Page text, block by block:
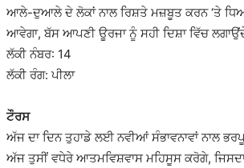
ਆਲੇ-ਦੁਆਲੇ ਦੇ ਲੋਕਾਂ ਨਾਲ ਰਿਸ਼ਤੇ ਮਜ਼ਬੂਤ ​​ਕਰਨ ‘ਤੇ
ਆਵੇਗਾ, ਬੱਸ ਆਪਣੀ ਊਰਜਾ ਨੂੰ ਸਹੀ ਦਿਸ਼ਾ ਵਿੱਚ
ਲੱਕੀ ਨੰਬਰ: 14
ਲੱਕੀ ਰੰਗ: ਪੀਲਾ
ਟੌਰਸ
ਅੱਜ ਦਾ ਦਿਨ ਤੁਹਾਡੇ ਲਈ ਨਵੀਆਂ ਸੰਭਾਵਨਾਵਾਂ ਨਾਲ
ਅੱਜ ਤੁਸੀਂ ਵਧੇਰੇ ਆਤਮਵਿਸ਼ਵਾਸ ਮਹਿਸੂਸ ਕਰੋਗੇ,